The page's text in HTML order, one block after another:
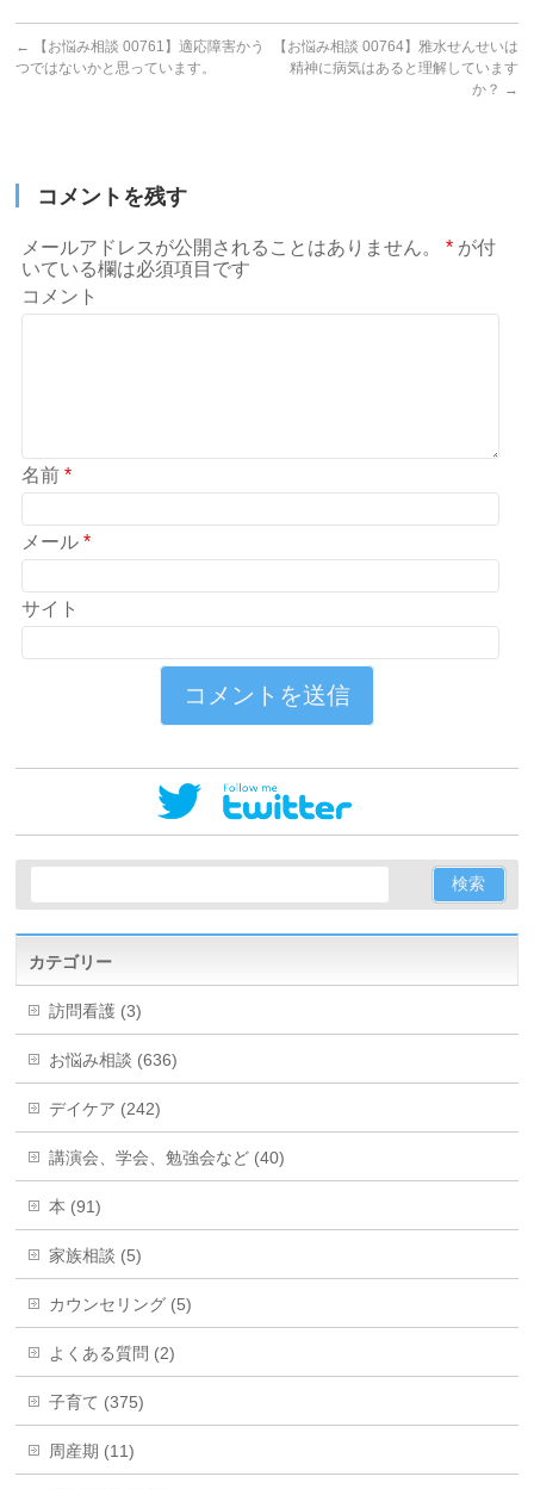
←
【お悩み相談 00761】適応障害かう
つではないかと思っています。
【お悩み相談 00764】雅水せんせいは
精神に病気はあると理解しています
か？ →
コメントを残す
メールアドレスが公開されることはありません。 * が付
いている欄は必須項目です
コメント
名前*
メール*
サイト
カテゴリー
訪問看護 (3)
お悩み相談 (636)
デイケア (242)
講演会、学会、勉強会など (40)
本 (91)
家族相談 (5)
カウンセリング (5)
よくある質問 (2)
子育て (375)
周産期 (11)